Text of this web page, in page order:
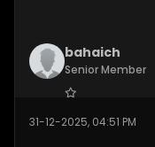
bahaich
Senior Member
Posts:263
31-12-2025, 04:51 PM